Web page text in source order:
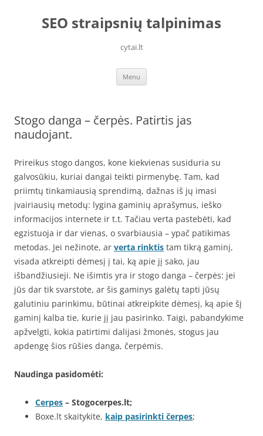
contentSEO straipsnių talpinimas
cytai.lt
Menu
Stogo danga – čerpės. Patirtis jas
naudojant.
Prireikus stogo dangos, kone kiekvienas susiduria su
galvosūkiu, kuriai dangai teikti pirmenybę. Tam, kad
priimtų tinkamiausią sprendimą, dažnas iš jų imasi
įvairiausių metodų: lygina gaminių aprašymus, ieško
informacijos internete ir t.t. Tačiau verta pastebėti, kad
egzistuoja ir dar vienas, o svarbiausia – ypač patikimas
metodas. Jei nežinote, ar verta rinktis tam tikrą gaminį,
visada atkreipti dėmesį į tai, ką apie jį sako, jau
išbandžiusieji. Ne išimtis yra ir stogo danga – čerpės: jei
jūs dar tik svarstote, ar šis gaminys galėtų tapti jūsų
galutiniu parinkimu, būtinai atkreipkite dėmesį, ką apie šį
gaminį kalba tie, kurie jį jau pasirinko. Taigi, pabandykime
apžvelgti, kokia patirtimi dalijasi žmonės, stogus jau
apdengę šios rūšies danga, čerpėmis.
Naudinga pasidomėti:
Cerpes – Stogocerpes.lt;
Boxe.lt skaitykite, kaip pasirinkti čerpes;